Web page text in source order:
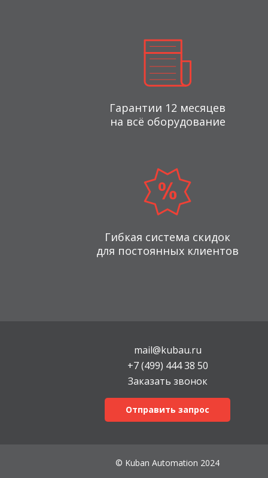
Гарантии 12 месяцев
на всё оборудование
Гибкая система скидок
для постоянных клиентов
mail@kubau.ru
+7 (499) 444 38 50
Заказать звонок
Отправить запрос
© Kuban Automation 2024